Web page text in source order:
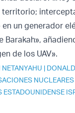
territorio;
un generador
Barakah»,
de los UAV».
|
NUCLEARES
ESTADOUNIDENSE